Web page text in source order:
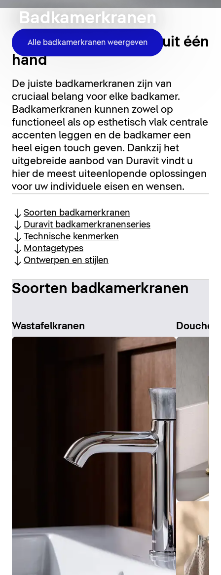
Badkamerkranen
Alle badkamerkranen weergeven
Alle badkamerkranen uit één
hand
De juiste badkamerkranen zijn van
cruciaal belang voor elke badkamer.
Badkamerkranen kunnen zowel op
functioneel als op esthetisch vlak centrale
accenten leggen en de badkamer een
heel eigen touch geven. Dankzij het
uitgebreide aanbod van Duravit vindt u
hier de meest uiteenlopende oplossingen
voor uw individuele eisen en wensen.
Soorten badkamerkranen
Duravit badkamerkranenseries
Technische kenmerken
Montagetypes
Ontwerpen en stijlen
Soorten badkamerkranen
Wastafelkranen